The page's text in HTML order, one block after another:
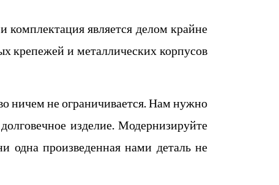
комплектация является делом крайне
крепежей и металлических корпусов
ничем не ограничивается. Нам нужно
изделие. Модернизируйте
произведенная нами деталь не